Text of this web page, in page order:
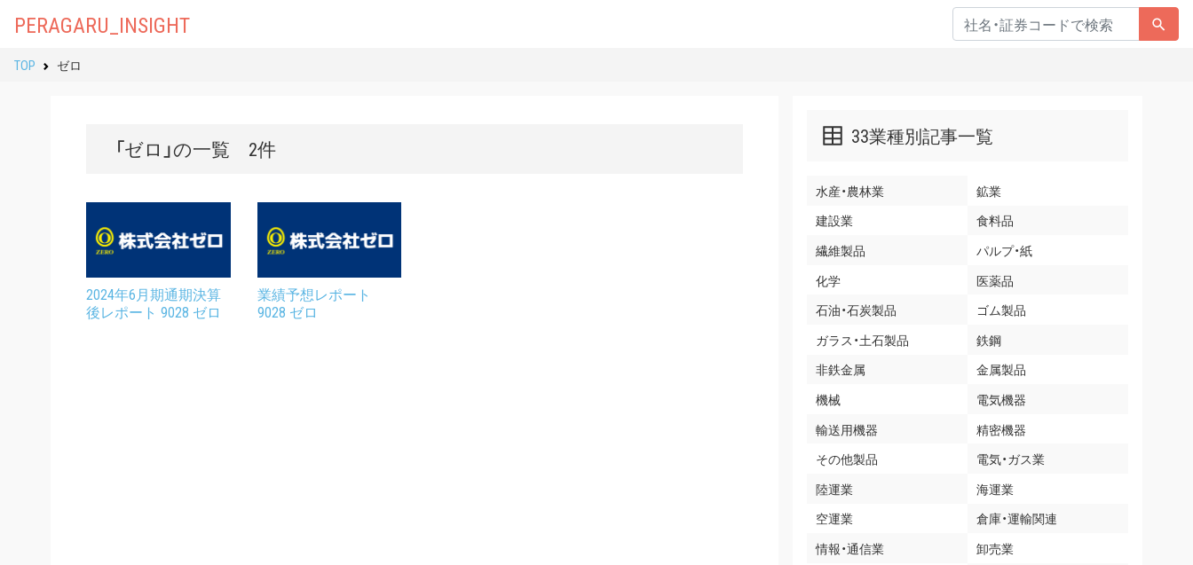
PERAGARU_INSIGHT
TOP ゼロ
「ゼロ」の一覧 2件
2024年6月期通期決算
後レポート 9028 ゼロ
業績予想レポート
9028 ゼロ
33業種別記事一覧
水産・農林業
鉱業
建設業
食料品
繊維製品
パルプ・紙
化学
医薬品
石油・石炭製品
ゴム製品
ガラス・土石製品
鉄鋼
非鉄金属
金属製品
機械
電気機器
輸送用機器
精密機器
その他製品
電気・ガス業
陸運業
海運業
空運業
倉庫・運輸関連
情報・通信業
卸売業